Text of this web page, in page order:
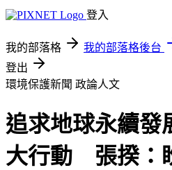
登入
我的部落格 我的部落格後台
登出
環境保護新聞 政論人文
追求地球永續
大行動 張揆：